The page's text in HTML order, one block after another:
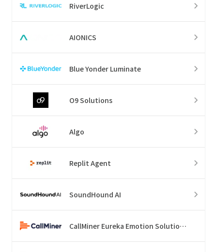
RiverLogic
AIONICS
Blue Yonder Luminate
O9 Solutions
Algo
Replit Agent
SoundHound AI
CallMiner Eureka Emotion Solution Suite